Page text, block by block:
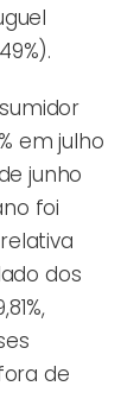
em julho
junho
foi
dos
de